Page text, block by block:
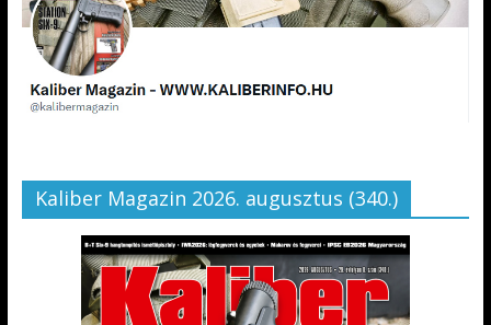
Kaliber Magazin 2026. augusztus (340.)